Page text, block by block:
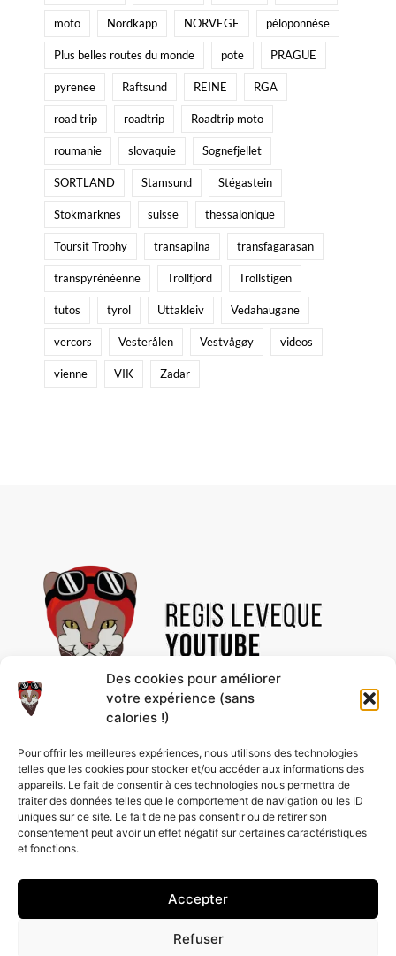
Des cookies pour améliorer
votre expérience (sans
calories !)
Pour offrir les meilleures expériences, nous utilisons des technologies
telles que les cookies pour stocker et/ou accéder aux informations des
appareils. Le fait de consentir à ces technologies nous permettra de
traiter des données telles que le comportement de navigation ou les ID
uniques sur ce site. Le fait de ne pas consentir ou de retirer son
consentement peut avoir un effet négatif sur certaines caractéristiques
et fonctions.
Accepter
Refuser
moto Nordkapp NORVEGE péloponnèse
Plus belles routes du monde pote PRAGUE
pyrenee Raftsund REINE RGA
road trip roadtrip Roadtrip moto
roumanie slovaquie Sognefjellet
SORTLAND Stamsund Stégastein
Stokmarknes suisse thessalonique
Toursit Trophy transapilna transfagarasan
transpyrénéenne Trollfjord Trollstigen
tutos tyrol Uttakleiv Vedahaugane
vercors Vesterålen Vestvågøy videos
vienne VIK Zadar
passionnants, rien que pour toi ! Abonne-toi à la
chaîne pour ne rien rater et profiter de nos
nouveautés en avant-première.